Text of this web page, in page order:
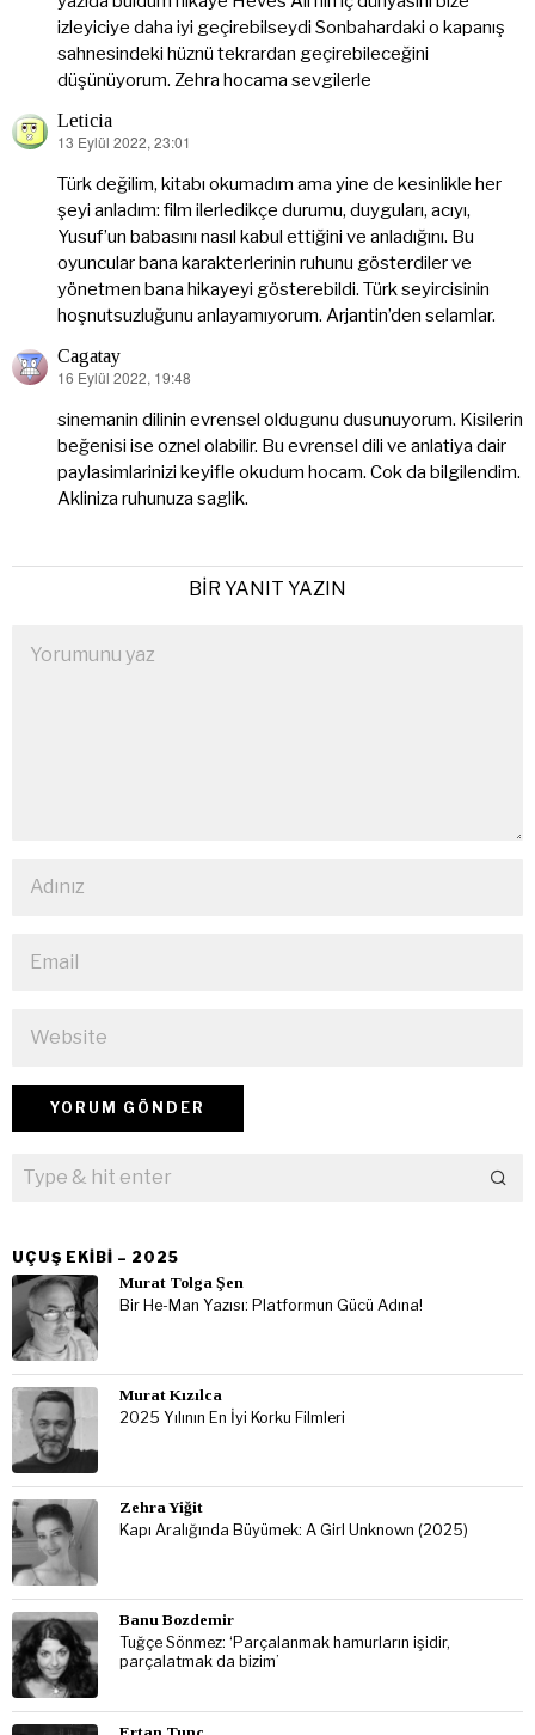
izleyiciye daha iyi geçirebilseydi Sonbahardaki o kapanış
sahnesindeki hüznü tekrardan geçirebileceğini
düşünüyorum. Zehra hocama sevgilerle
Leticia
dedi
13 Eylül 2022, 23:01
Türk değilim, kitabı okumadım ama yine de kesinlikle her
şeyi anladım: film ilerledikçe durumu, duyguları, acıyı,
Yusuf’un babasını nasıl kabul ettiğini ve anladığını. Bu
oyuncular bana karakterlerinin ruhunu gösterdiler ve
yönetmen bana hikayeyi gösterebildi. Türk seyircisinin
hoşnutsuzluğunu anlayamıyorum. Arjantin’den selamlar.
Cagatay
dedi
16 Eylül 2022, 19:48
sinemanin dilinin evrensel oldugunu dusunuyorum. Kisilerin
beğenisi ise oznel olabilir. Bu evrensel dili ve anlatiya dair
paylasimlarinizi keyifle okudum hocam. Cok da bilgilendim.
Akliniza ruhunuza saglik.
BIR YANIT YAZIN
UÇUŞ EKIBI – 2025
Murat Tolga Şen
Bir He-Man Yazısı: Platformun Gücü Adına!
Murat Kızılca
2025 Yılının En İyi Korku Filmleri
Zehra Yiğit
Kapı Aralığında Büyümek: A Girl Unknown (2025)
Banu Bozdemir
Tuğçe Sönmez: ‘Parçalanmak hamurların işidir,
parçalatmak da bizim’